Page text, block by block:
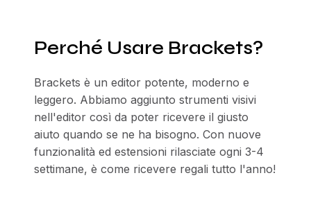
Perché Usare Brackets?
Brackets è un editor potente, moderno e
leggero. Abbiamo aggiunto strumenti visivi
nell'editor così da poter ricevere il giusto
aiuto quando se ne ha bisogno. Con nuove
funzionalità ed estensioni rilasciate ogni 3-4
settimane, è come ricevere regali tutto l'anno!